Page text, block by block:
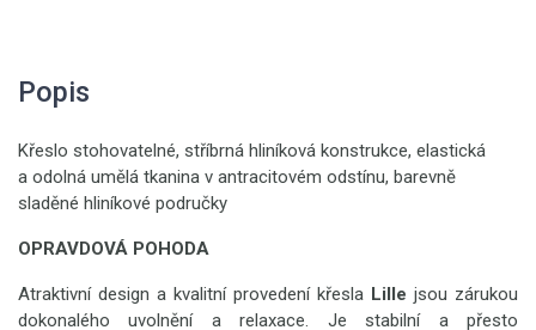
Popis
Křeslo stohovatelné, stříbrná hliníková konstrukce, elastická
a odolná umělá tkanina v antracitovém odstínu, barevně
sladěné hliníkové područky
OPRAVDOVÁ POHODA
Atraktivní design a kvalitní provedení křesla Lille jsou zárukou
dokonalého uvolnění a relaxace. Je stabilní a přesto